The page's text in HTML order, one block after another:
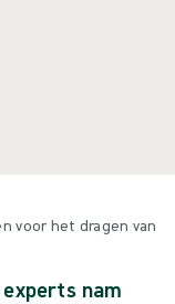
voor het dragen van
nam